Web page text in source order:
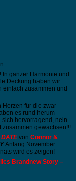
In ganzer Harmonie und
Deckung haben wir
einfach zusammen und
Herzen für die zwar
es rund herum
hervorragend, nein
gewachsen!!!
DATEvon Connor &
Anfang November
wird es zeigen!
Brandnew Story –